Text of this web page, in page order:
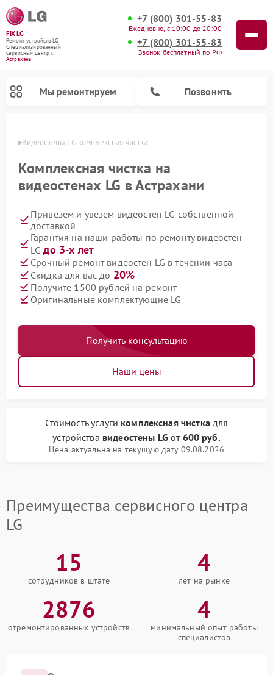
FIX-LG
Ремонт устройств LG
Специализированный
cервисный центр г.
Астрахань
+7 (800) 301-55-83
Ежедневно, с 10:00 до 20:00
+7 (800) 301-55-83
Звонок бесплатный по РФ
Мы ремонтируем Позвонить
Видеостены LG комплексная чистка
Комплексная чистка на
видеостенах LG в Астрахани
Привезем и увезем видеостен LG собственной
доставкой
Гарантия на наши работы по ремонту видеостен
LGдо 3-х лет
Срочный ремонт видеостен LG в течении часа
Скидка для вас до 20%
Получите 1500 рублей на ремонт
Оригинальные комплектующие LG
Получить консультацию
Наши цены
Стоимость услуги комплексная чисткадля
устройства видеостены LG от 600 руб.
Цена актуальна на текущую дату 09.08.2026
Преимущества сервисного центра
LG
15
сотрудников в штате
4
лет на рынке
2876
отремонтированных устройств
4
минимальный опыт работы
специалистов